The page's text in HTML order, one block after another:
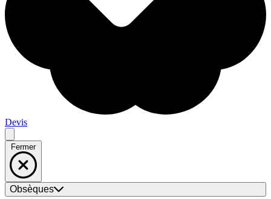
Devis
Fermer
Obsèques